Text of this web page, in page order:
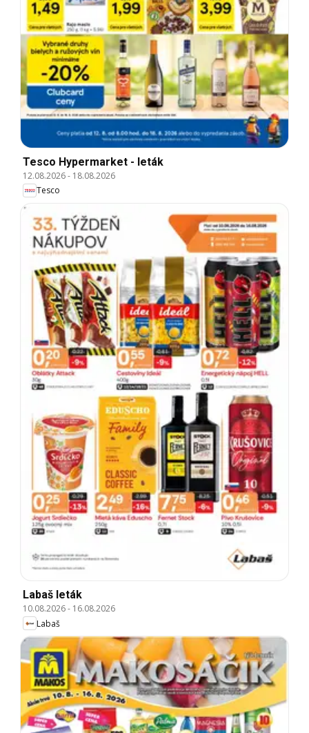
Tesco Hypermarket - leták
12.08.2026- 18.08.2026
Tesco
Labaš leták
10.08.2026- 16.08.2026
Labaš